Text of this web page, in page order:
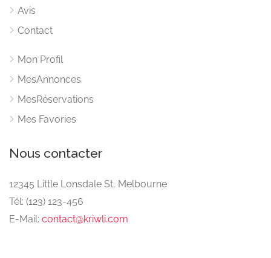
Avis
Contact
Mon Profil
MesAnnonces
MesRéservations
Mes Favories
Nous contacter
12345 Little Lonsdale St, Melbourne
Tél: (123) 123-456
E-Mail: contact@kriwli.com